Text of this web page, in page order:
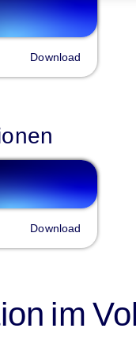
Download
Download
im